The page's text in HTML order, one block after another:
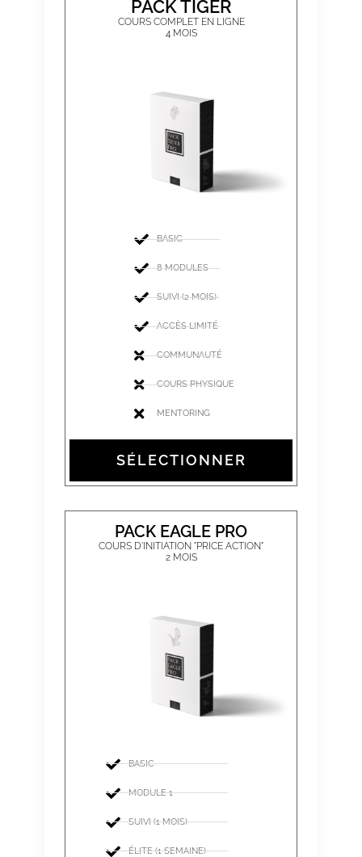
PACK TIGER
COURS COMPLET EN LIGNE
4 MOIS
BASIC
8 MODULES
SUIVI (2 MOIS)
ACCÈS LIMITÉ
COMMUNAUTÉ
COURS PHYSIQUE
MENTORING
SÉLECTIONNER
PACK EAGLE PRO
COURS D'INITIATION "PRICE ACTION"
2 MOIS
BASIC
MODULE 1
SUIVI (1 MOIS)
ÉLITE (1 SEMAINE)